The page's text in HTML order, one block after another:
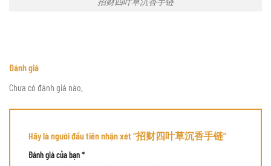
Đánh giá
Chưa có đánh giá nào.
Hãy là người đầu tiên nhận xét “招财四叶草沉香手链”
Đánh giá của bạn*